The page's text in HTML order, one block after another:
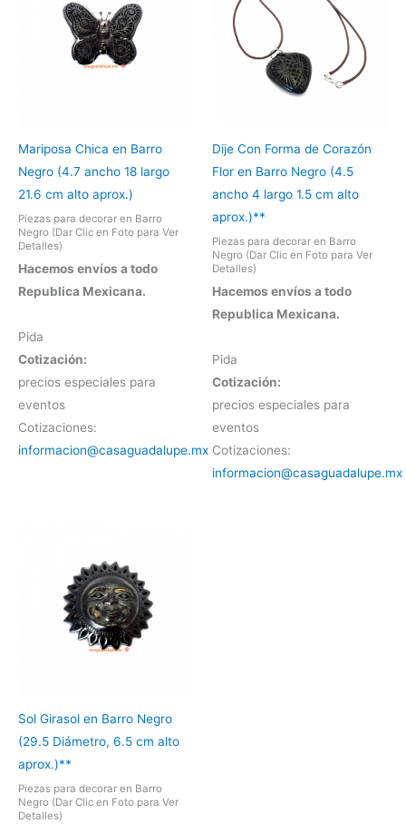
Mariposa Chica en Barro
Negro (4.7 ancho 18 largo
21.6 cm alto aprox.)
Piezas para decorar en Barro
Negro (Dar Clic en Foto para Ver
Detalles)
Hacemos envíos a todo
Republica Mexicana.
Pida
Cotización:
precios especiales para
eventos
Cotizaciones:
informacion@casaguadalupe.mx
Dije Con Forma de Corazón
Flor en Barro Negro (4.5
ancho 4 largo 1.5 cm alto
aprox.)**
Piezas para decorar en Barro
Negro (Dar Clic en Foto para Ver
Detalles)
Hacemos envíos a todo
Republica Mexicana.
Pida
Cotización:
precios especiales para
eventos
Cotizaciones:
informacion@casaguadalupe.mx
Sol Girasol en Barro Negro
(29.5 Diámetro, 6.5 cm alto
aprox.)**
Piezas para decorar en Barro
Negro (Dar Clic en Foto para Ver
Detalles)